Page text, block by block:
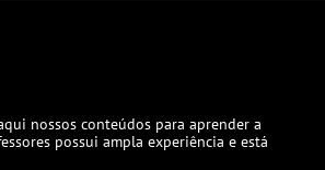
nossos conteúdos para aprender a
possui ampla experiência e está